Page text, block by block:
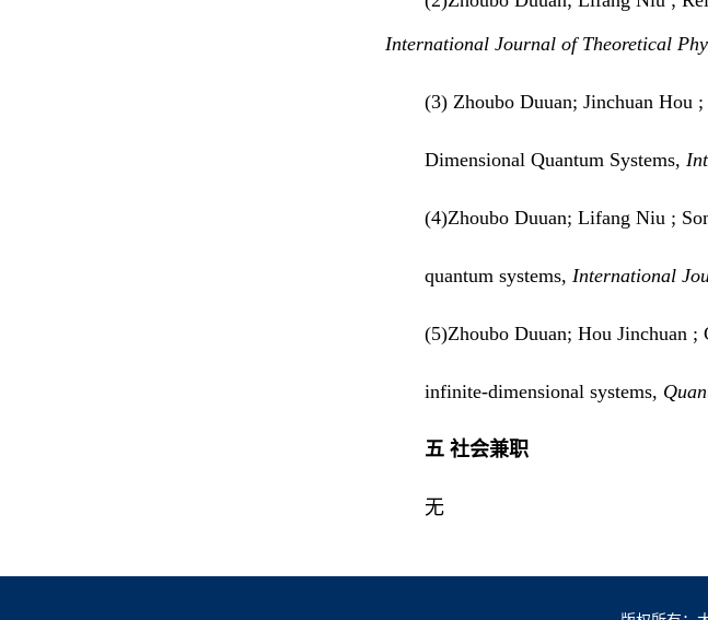
International Journal of Theoretical
(3) Zhoubo Duuan; Jinchuan Hou
Dimensional Quantum Systems,
(4)Zhoubo Duuan; Lifang Niu ;
quantum systems, International
(5)Zhoubo Duuan; Hou Jinchuan ;
infinite-dimensional systems,
五 社会兼职
无